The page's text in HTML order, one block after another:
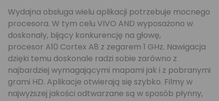
Wydajna obsługa wielu aplikacji potrzebuje mocnego
procesora. W tym celu VIVO AND wyposażono w
doskonały, bijący konkurencję na głowę,
procesor A10 Cortex A8 z zegarem 1 GHz. Nawigacja
dzięki temu doskonale radzi sobie zarówno z
najbardziej wymagającymi mapami jak i z pobranymi
grami HD. Aplikacje otwierają się szybko. Filmy w
najwyższej jakości odtwarzane są w sposób płynny,